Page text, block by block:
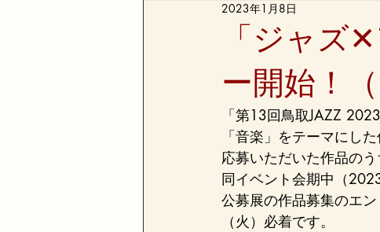
「ジャズ
ー開始！
2023年1月8日
「第13回鳥取JAZZ
「音楽」をテーマにし
応募いただいた作品の
同イベント会期中（
公募展の作品募集のエ
（火）必着です。